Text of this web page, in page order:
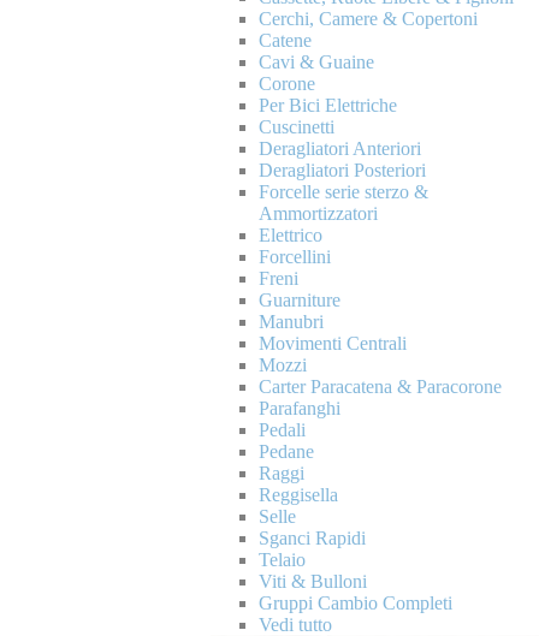
Cerchi, Camere & Copertoni
Catene
Cavi & Guaine
Corone
Per Bici Elettriche
Cuscinetti
Deragliatori Anteriori
Deragliatori Posteriori
Forcelle serie sterzo &
Ammortizzatori
Elettrico
Forcellini
Freni
Guarniture
Manubri
Movimenti Centrali
Mozzi
Carter Paracatena & Paracorone
Parafanghi
Pedali
Pedane
Raggi
Reggisella
Selle
Sganci Rapidi
Telaio
Viti & Bulloni
Gruppi Cambio Completi
Vedi tutto